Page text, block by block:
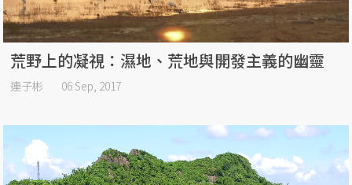
荒野上的凝視：濕地、荒地與開發主義的幽靈
連子彬 06 Sep, 2017